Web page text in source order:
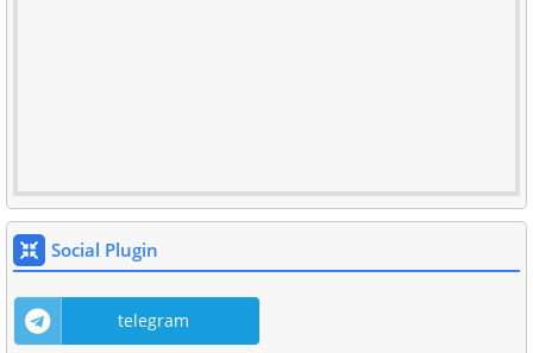
Social Plugin
telegram